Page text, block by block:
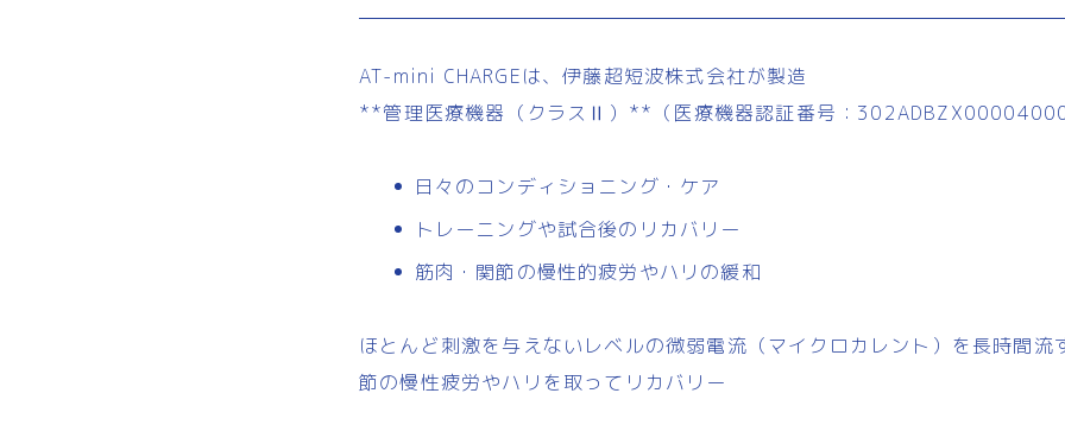
AT-mini CHARGEは、伊藤超短波株式会社が製造
**管理医療機器（クラスⅡ）**（医療機器認証番号：302ADBZX00004000
日々のコンディショニング・ケア
トレーニングや試合後のリカバリー
筋肉・関節の慢性的疲労やハリの緩和
ほとんど刺激を与えないレベルの微弱電流（マイクロカレント）を長時間流
節の慢性疲労やハリを取ってリカバリー